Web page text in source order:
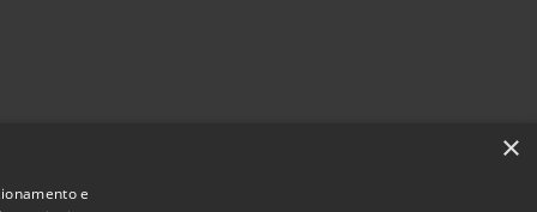
×
e